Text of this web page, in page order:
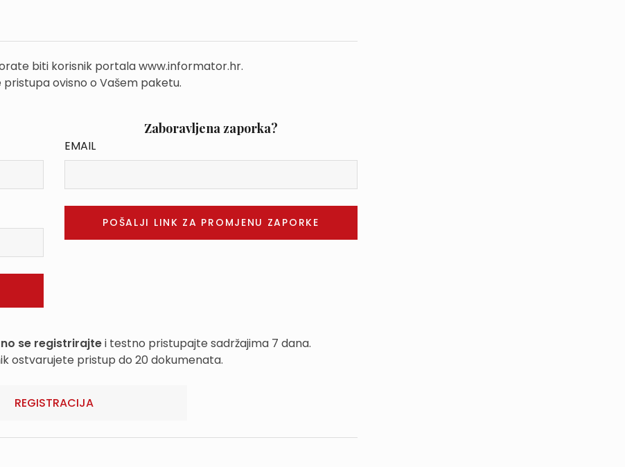
biti korisnik portala www.informator.hr.
pristupa ovisno o Vašem paketu.
Zaboravljena zaporka?
EMAIL
se registrirajtei testno pristupajte sadržajima 7 dana.
ostvarujete pristup do 20 dokumenata.
REGISTRACIJA